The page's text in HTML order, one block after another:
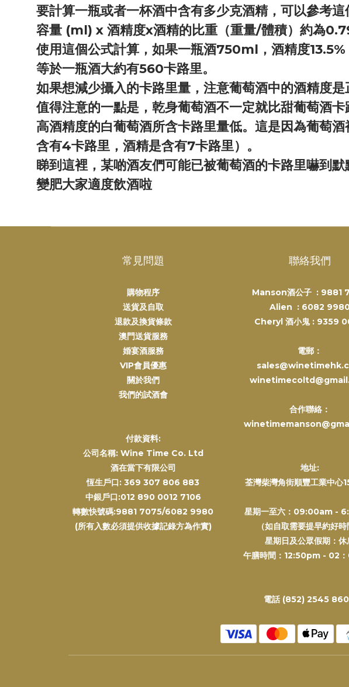
要計算一瓶或者一杯酒中含有多少克酒精，可以參考這
容量 (ml) x 酒精度x酒精的比重（重量/體積）約為
使用這個公式計算，如果一瓶酒750ml，酒精度
等於一瓶酒大約有560卡路里。
如果想減少攝入的卡路里量，注意葡萄酒中的酒精度
值得注意的一點是，乾身葡萄酒不一定就比甜葡萄酒
高酒精度的白葡萄酒所含卡路里量低。這是因為葡萄
含有4卡路里，酒精是含有7卡路里）。
睇到這裡，某啲酒友們可能已被葡萄酒的卡路里嚇到
變肥大家適度飲酒啦
常見問題
購物程序
送貨及自取
退款及換貨條款
澳門送貨服務
婚宴酒服務
VIP會員優惠
關於我們
我們的試酒會
付款資料:
公司名稱: Wine Time Co. Ltd
酒在當下有限公司
恆生戶口: 369 307 806 883
中銀戶口:012 890 0012 7106
轉數快號碼:9881 7075/6082 9980
(所有入數必須提供收據記錄方為作實)
聯絡我們
Manson酒公子 : 9881
Alien : 6082
Cheryl 酒小鬼 : 9359
電郵：
合作聯絡：
地址:
荃灣柴灣角街順豐工業中心
星期一至六：09:00am -
（如自取需要提早約好時
星期日及公眾假期：休
午膳時間：12:50pm - 02
電話 (852) 2545